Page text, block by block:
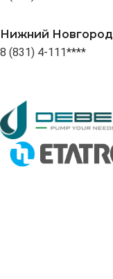
Нижний Новгород
8 (831) 4-111****